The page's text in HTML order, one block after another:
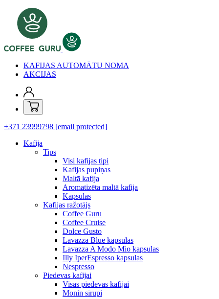
KAFIJAS AUTOMĀTU NOMA
AKCIJAS
+371 23999798 [email protected]
Kafija
Tips
Visi kafijas tipi
Kafijas pupiņas
Maltā kafija
Aromatizēta maltā kafija
Kapsulas
Kafijas ražotājs
Coffee Guru
Coffee Cruise
Dolce Gusto
Lavazza Blue kapsulas
Lavazza A Modo Mio kapsulas
Illy IperEspresso kapsulas
Nespresso
Piedevas kafijai
Visas piedevas kafijai
Monin sīrupi